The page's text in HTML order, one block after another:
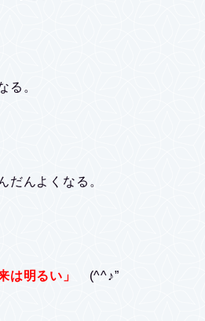
る。
だんよくなる。
は明るい」 (^^♪”